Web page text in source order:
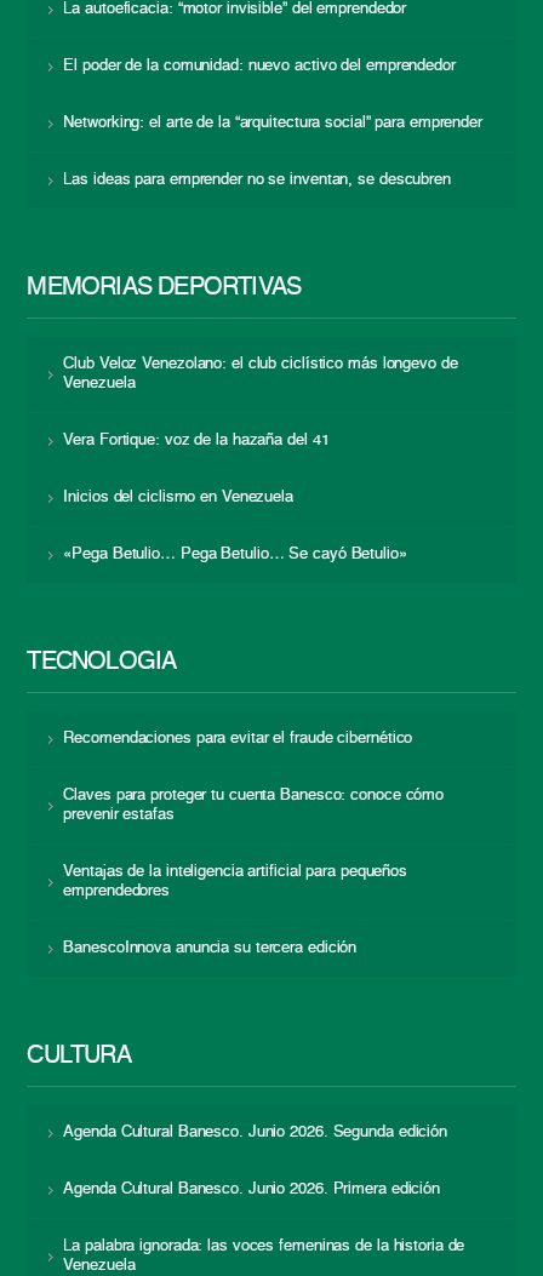
La autoeficacia: “motor invisible” del emprendedor
El poder de la comunidad: nuevo activo del emprendedor
Networking: el arte de la “arquitectura social” para emprender
Las ideas para emprender no se inventan, se descubren
MEMORIAS DEPORTIVAS
Club Veloz Venezolano: el club ciclístico más longevo de
Venezuela
Vera Fortique: voz de la hazaña del 41
Inicios del ciclismo en Venezuela
«Pega Betulio… Pega Betulio… Se cayó Betulio»
TECNOLOGÍA
Recomendaciones para evitar el fraude cibernético
Claves para proteger tu cuenta Banesco: conoce cómo
prevenir estafas
Ventajas de la inteligencia artificial para pequeños
emprendedores
BanescoInnova anuncia su tercera edición
CULTURA
Agenda Cultural Banesco. Junio 2026. Segunda edición
Agenda Cultural Banesco. Junio 2026. Primera edición
La palabra ignorada: las voces femeninas de la historia de
Venezuela